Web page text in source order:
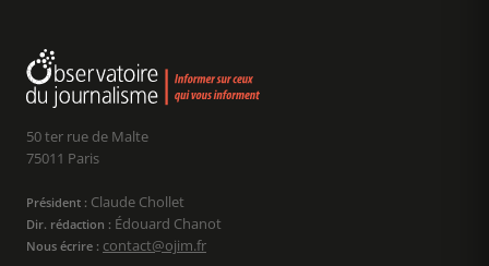
50 ter rue de Malte
75011 Paris
Président : Claude Chollet
Dir. rédaction : Édouard Chanot
Nous écrire : contact@ojim.fr